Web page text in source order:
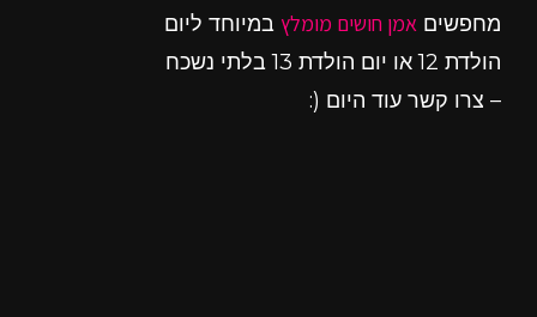
מחפשים אמן חושים מומלץ במיוחד ליום
הולדת 12 או יום הולדת 13 בלתי נשכח
– צרו קשר עוד היום (: